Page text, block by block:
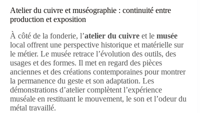
Atelier du cuivre et muséographie : continuité entre
production et exposition
À côté de la fonderie, l’atelier du cuivre et le musée
local offrent une perspective historique et matérielle sur
le métier. Le musée retrace l’évolution des outils, des
usages et des formes. Il met en regard des pièces
anciennes et des créations contemporaines pour montrer
la permanence du geste et son adaptation. Les
démonstrations d’atelier complètent l’expérience
muséale en restituant le mouvement, le son et l’odeur du
métal travaillé.